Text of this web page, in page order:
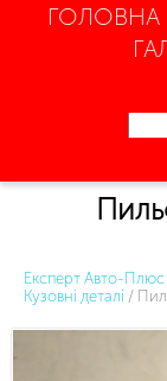
ГОЛОВНА
Експерт Авто-Плюс
Кузовні деталі /